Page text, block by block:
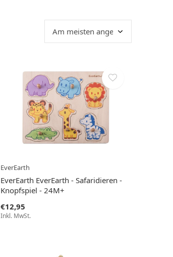
EverEarth
EverEarth EverEarth - Safaridieren -
Knopfspiel - 24M+
€12,95
Inkl. MwSt.